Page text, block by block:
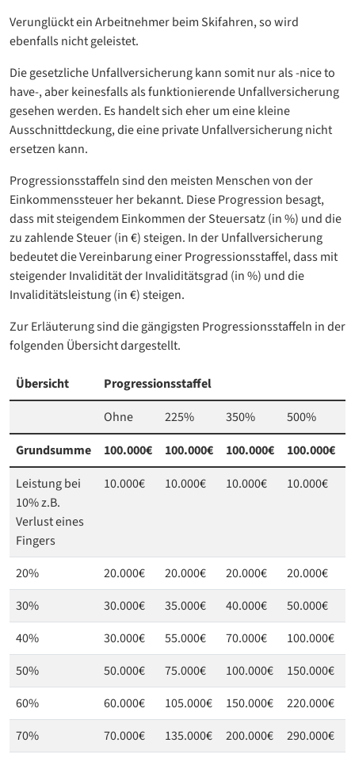
Verunglückt ein Arbeitnehmer beim Skifahren, so wird
ebenfalls nicht geleistet.
Die gesetzliche Unfallversicherung kann somit nur als -nice to
have-, aber keinesfalls als funktionierende Unfallversicherung
gesehen werden. Es handelt sich eher um eine kleine
Ausschnittdeckung, die eine private Unfallversicherung nicht
ersetzen kann.
Progressionsstaffeln sind den meisten Menschen von der
Einkommenssteuer her bekannt. Diese Progression besagt,
dass mit steigendem Einkommen der Steuersatz (in %) und die
zu zahlende Steuer (in €) steigen. In der Unfallversicherung
bedeutet die Vereinbarung einer Progressionsstaffel, dass mit
steigender Invalidität der Invaliditätsgrad (in %) und die
Invaliditätsleistung (in €) steigen.
Zur Erläuterung sind die gängigsten Progressionsstaffeln in der
folgenden Übersicht dargestellt.
Übersicht
Progressionsstaffel
Ohne
225% 350% 500%
Grundsumme
100.000€ 100.000€ 100.000€ 100.000€
Leistung bei
10% z.B.
Verlust eines
Fingers
10.000€ 10.000€ 10.000€ 10.000€
20% 20.000€ 20.000€ 20.000€ 20.000€
30%
30.000€ 35.000€ 40.000€ 50.000€
40%
30.000€ 55.000€ 70.000€ 100.000€
50%
50.000€ 75.000€ 100.000€ 150.000€
60%
60.000€ 105.000€ 150.000€ 220.000€
70%
70.000€ 135.000€ 200.000€ 290.000€